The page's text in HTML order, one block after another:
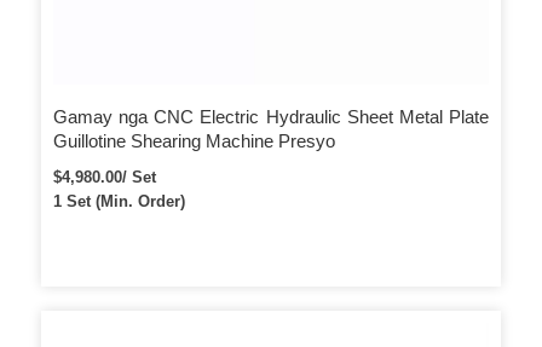
Gamay nga CNC Electric Hydraulic Sheet Metal Plate
Guillotine Shearing Machine Presyo
$4,980.00/ Set
1 Set (Min. Order)